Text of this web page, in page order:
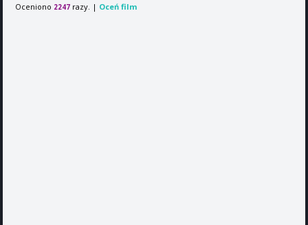
Oceniono 2247 razy. | Oceń film